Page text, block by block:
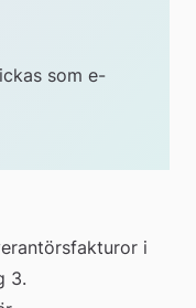
som e-
i
3.